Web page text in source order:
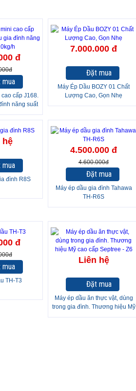
đ
cấp J168.
năng suất
h
7.000.000 đ
Đặt mua
Máy Ép Dầu BOZY 01 Chất
Lượng Cao, Gọn Nhẹ
hệ
đình R8S
4.500.000 đ
4.600.000đ
Đặt mua
Máy ép dầu gia đình Tahawa
TH-R6S
đ
TH-T3
Liên hệ
Đặt mua
Máy ép dầu ăn thực vật, dùng
trong gia đình. Thương hiệu Mỹ
cao cấp Septree - Z6